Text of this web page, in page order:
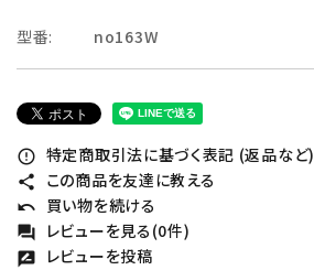
型番: no163W
error_outline 特定商取引法に基づく表記 (返品など)
share この商品を友達に教える
undo 買い物を続ける
forum レビューを見る(0件)
rate_review レビューを投稿